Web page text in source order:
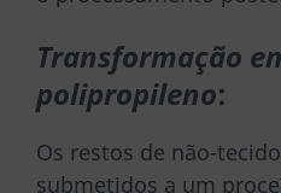
Transformação
polipropileno:
Os restos de não-
submetidos a um